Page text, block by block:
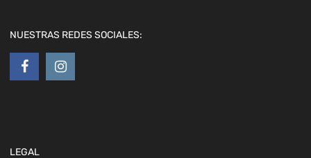
NUESTRAS REDES SOCIALES:
LEGAL